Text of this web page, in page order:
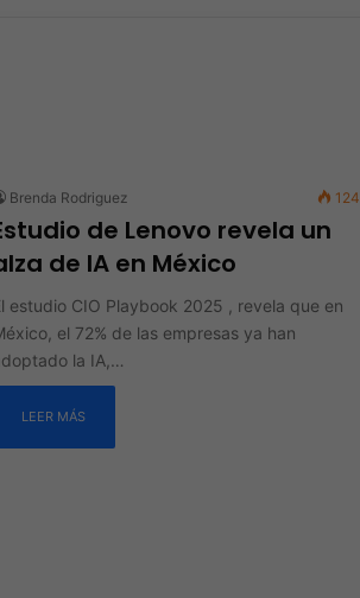
Brenda Rodriguez 124
de Lenovo revela un
de IA en México
estudio CIO Playbook 2025 , revela que en
el 72% de las empresas ya han
la IA,…
LEER MÁS